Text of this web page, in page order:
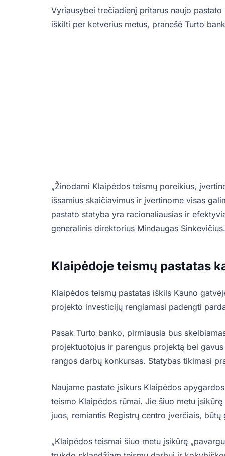
Vyriausybei trečiadienį pritarus naujo
iškilti per ketverius metus, pranešė Turto
„Žinodami Klaipėdos teismų poreikius,
išsamius skaičiavimus ir įvertinome visas
pastato statyba yra racionaliausias ir
generalinis direktorius Mindaugas
Klaipėdoje teismų pastatas
Klaipėdos teismų pastatas iškils Kauno
projekto investicijų rengiamasi padengti
Pasak Turto banko, pirmiausia bus
projektuotojus ir parengus projektą bei
rangos darbų konkursas. Statybas tikimasi
Naujame pastate įsikurs Klaipėdos
teismo Klaipėdos rūmai. Jie šiuo metu
juos, remiantis Registrų centro įverčiais,
„Klaipėdos teismai šiuo metu įsikūrę